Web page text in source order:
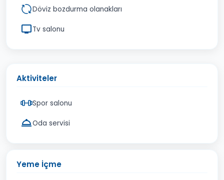
Döviz bozdurma olanakları
Tv salonu
Aktiviteler
Spor salonu
Oda servisi
Yeme İçme